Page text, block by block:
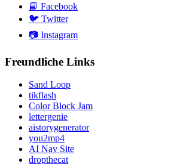
📘 Facebook
🐦 Twitter
📷 Instagram
Freundliche Links
Sand Loop
tikflash
Color Block Jam
lettergenie
aistorygenerator
you2mp4
AI Nav Site
dropthecat